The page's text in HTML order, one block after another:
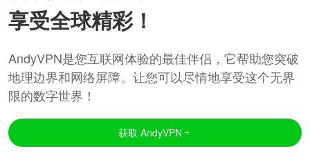
享受全球精彩！
AndyVPN是您互联网体验的最佳伴侣，它帮助您突破
地理边界和网络屏障。让您可以尽情地享受这个无界
限的数字世界！
获取 AndyVPN